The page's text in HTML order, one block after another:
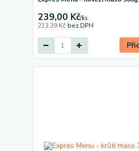
239,00 Kč/ks
213,39 Kč bez DPH